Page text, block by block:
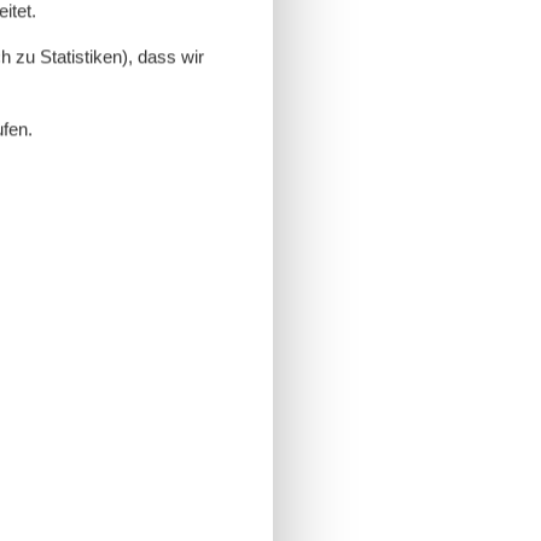
zu Statistiken), dass wir